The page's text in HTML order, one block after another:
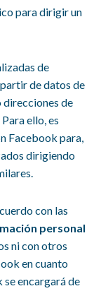
para dirigir un
de
de datos de
direcciones de
ello, es
Facebook para,
dirigiendo
con las
personal
ni con otros
en cuanto
encargará de